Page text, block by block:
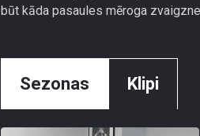
būt kāda pasaules mēroga
Sezonas Klipi